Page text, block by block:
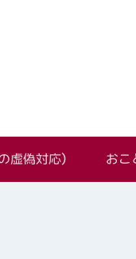
偽対応） おこ